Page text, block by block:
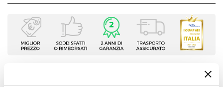
Caratteristiche
Tipologia
Set sgabelli